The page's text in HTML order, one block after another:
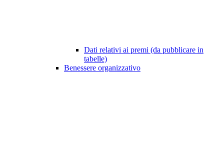
Dati relativi ai premi (da pubblicare in
tabelle)
Benessere organizzativo